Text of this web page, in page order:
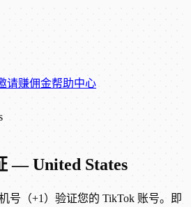
请赚佣金帮助中心
— United States
号（+1）验证您的 TikTok 账号。即